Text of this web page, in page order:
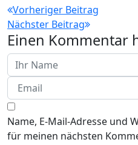
Beitragsnavigation
Vorheriger Beitrag
Nächster Beitrag
Einen Kommentar
Name, E-Mail-Adresse und
für meinen nächsten